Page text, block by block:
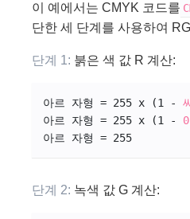
이 예에서는 CMYK 코드를
단한 세 단계를 사용하여
단계 1: 붉은 색 값 R 계산:
아르 자형 = 255 x (1 -
아르 자형 = 255 x (1 - 0
아르 자형 = 255
단계 2: 녹색 값 G 계산: